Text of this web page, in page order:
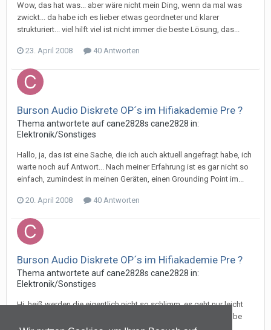
Wow, das hat was... aber wäre nicht mein Ding, wenn da mal was
zwickt... da habe ich es lieber etwas geordneter und klarer
strukturiert... viel hilft viel ist nicht immer die beste Lösung, das...
23. April 2008 40 Antworten
Burson Audio Diskrete OP´s im Hifiakademie Pre ?
Thema antwortete aufcane2828s cane2828 in:
Elektronik/Sonstiges
Hallo, ja, das ist eine Sache, die ich auch aktuell angefragt habe, ich
warte noch auf Antwort... Nach meiner Erfahrung ist es gar nicht so
einfach, zumindest in meinen Geräten, einen Grounding Point im...
20. April 2008 40 Antworten
Burson Audio Diskrete OP´s im Hifiakademie Pre ?
Thema antwortete aufcane2828s cane2828 in:
Elektronik/Sonstiges
Hi, heiß werden die eigentlich nicht so schlimm, es geht nur leicht
warm weg von Ihnen... Also, bei -+15V wie ich sie aktuell betreibe